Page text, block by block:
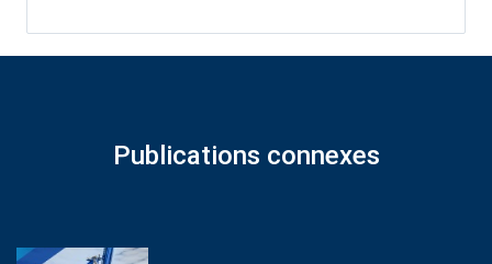
Publications connexes